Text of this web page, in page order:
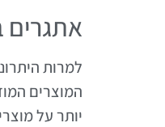
אתגרים
למרות
המוצרים
יותר על